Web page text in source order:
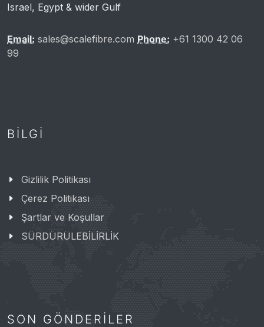
Israel, Egypt & wider Gulf
Email: sales@scalefibre.com Phone: +61 1300 42 06
99
BILGI
Gizlilik Politikası
Çerez Politikası
Şartlar ve Koşullar
SÜRDÜRÜLEBİLİRLİK
SON GÖNDERILER